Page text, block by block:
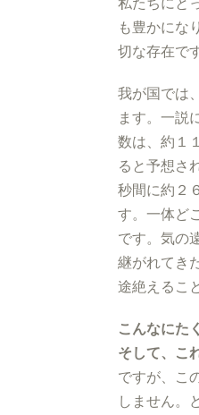
も豊かにな
切な存在です
我が国では
ます。一説
数は、約１
ると予想さ
秒間に約２
す。一体ど
です。気の
継がれてき
途絶えるこ
こんなにた
そして、こ
ですが、こ
しません。